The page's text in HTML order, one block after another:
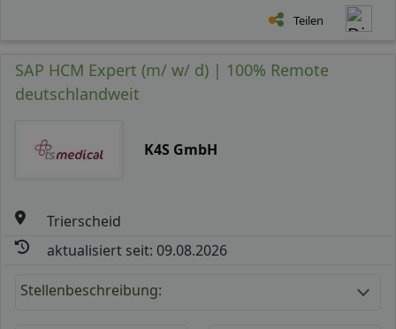
Teilen
SAP HCM Expert (m/ w/ d) | 100% Remote
deutschlandweit
K4S GmbH
Trierscheid
aktualisiert seit: 09.08.2026
Stellenbeschreibung: